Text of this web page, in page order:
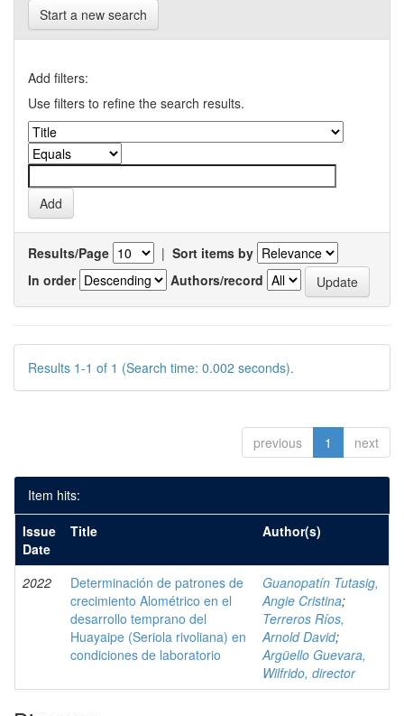
Start a new search
Add filters:
Use filters to refine the search results.
Results/Page | Sort items by
In order
Authors/record
Results 1-1 of 1 (Search time: 0.002 seconds).
previous 1 next
Item hits:
Issue
Date
Title Author(s)
2022
Determinación de patrones de
crecimiento Alométrico en el
desarrollo temprano del
Huayaipe (Seriola rivoliana) en
condiciones de laboratorio
Guanopatín Tutasig,
Angie Cristina;
Terreros Ríos,
Arnold David;
Argüello Guevara,
Wilfrido, director